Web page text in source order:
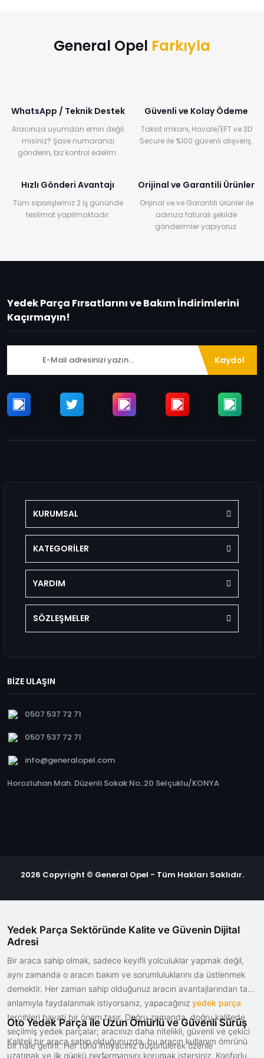
General Opel Farkıyla
WhatsApp / Teknik Destek
Aracınıza uyumdan emin değil
misiniz? Şase numaranızı
gönderin, biz kontrol edelim.
Güvenli ve Kolay Ödeme
Taksit imkanı, Havale/EFT ve 3D
Secure ile %100 güvenli alışveriş.
Hızlı Gönderi Avantajı
Tüm siparişleriniz 2 İş gününde
teslimat yapılmaktadır.
Orijinal ve Garantili Ürünler
Orijinal ve ve Garantili ürünler ile
adınıza faturalı şekilde
gönderimler yapıyoruz.
Yedek Parça Fırsatlarını ve Bakım İndirimlerini
Kaçırmayın!
Kaydol
KURUMSAL
KATEGORİLER
YARDIM
SÖZLEŞMELER
BİZE ULAŞIN
0507 537 72 71
0507 537 72 71
info@generalopel.com
Horozluhan Mah. Düzenli Sokak No.:20 Selçuklu/KONYA
2026 Copyright © General Opel - Tüm Hakları Saklıdır.
Yedek Parça Sektöründe Kalite ve Güvenin Dijital
Adresi
Bir araca sahip olmak, sadece keyifli yolculuklar yapmak değil,
aynı zamanda o aracın bakım ve sorumluluklarını da üstlenmek
demektir. Her zaman sahip olduğunuz aracın avantajlarından tam
anlamıyla faydalanmak istiyorsanız, yapacağınız yedek parça
tercihleri hayati bir önem taşır. Doğru zamanda, doğru kalitede
seçilmiş yedek parçalar; aracınızı daha nitelikli, güvenli ve çekici
bir hale getirir. Her türlü ihtiyacınız düşünülerek özenle
Oto Yedek Parça ile Uzun Ömürlü ve Güvenli Sürüş
Kaliteli bir araca sahip olduğunuzda, bu aracın kullanım ömrünü
uzatmak ve ilk günkü performansını korumak istersiniz. Konforlu,